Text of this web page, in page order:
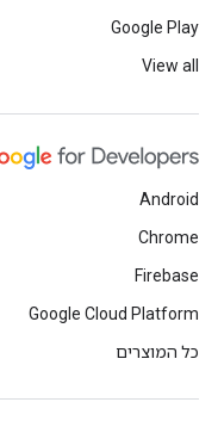
Google Play
View all
Android
Chrome
Firebase
Google Cloud Platform
כל המוצרים